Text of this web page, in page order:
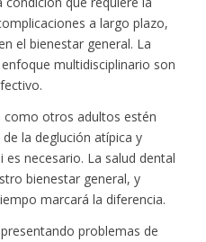
a largo plazo,
el bienestar general. La
multidisciplinario son
como otros adultos estén
la deglución atípica y
necesario. La salud dental
bienestar general, y
marcará la diferencia.
problemas de